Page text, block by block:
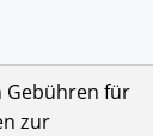
Gebühren für
zur